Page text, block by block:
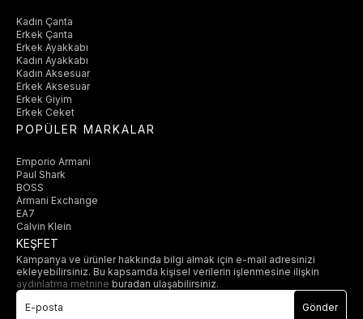
Kadın Çanta
Erkek Çanta
Erkek Ayakkabı
Kadın Ayakkabı
Kadın Aksesuar
Erkek Aksesuar
Erkek Giyim
Erkek Ceket
POPÜLER MARKALAR
Emporio Armani
Paul Shark
BOSS
Armani Exchange
EA7
Calvin Klein
KEŞFET
Kampanya ve ürünler hakkında bilgi almak için e-mail adresinizi
ekleyebilirsiniz. Bu kapsamda kişisel verilerin işlenmesine ilişkin
aydınlatma metnine buradan ulaşabilirsiniz.
Gönder